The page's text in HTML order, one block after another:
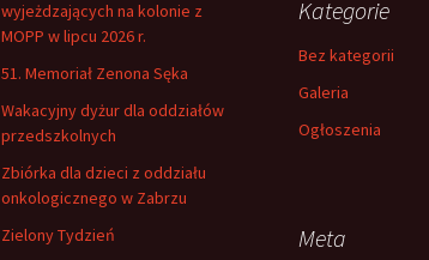
wyjeżdzających na kolonie z
MOPP w lipcu 2026 r.
51. Memoriał Zenona Sęka
Wakacyjny dyżur dla oddziałów
przedszkolnych
Zbiórka dla dzieci z oddziału
onkologicznego w Zabrzu
Zielony Tydzień
Kategorie
Bez kategorii
Galeria
Ogłoszenia
Meta